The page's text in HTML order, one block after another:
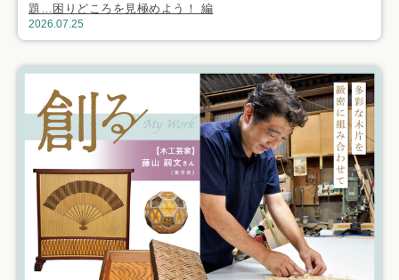
題…困りどころを見極めよう！ 編
2026.07.25